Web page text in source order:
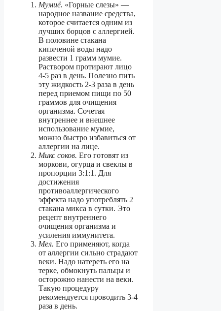
Мумиё. «Горные слезы» —
народное название средства,
которое считается одним из
лучших борцов с аллергией.
В половине стакана
кипяченой воды надо
развести 1 грамм мумие.
Раствором протирают лицо
4-5 раз в день. Полезно пить
эту жидкость 2-3 раза в день
перед приемом пищи по 50
граммов для очищения
организма. Сочетая
внутреннее и внешнее
использование мумие,
можно быстро избавиться от
аллергии на лице.
Микс соков. Его готовят из
моркови, огурца и свеклы в
пропорции 3:1:1. Для
достижения
противоаллергического
эффекта надо употреблять 2
стакана микса в сутки. Это
рецепт внутреннего
очищения организма и
усиления иммунитета.
Мел. Его применяют, когда
от аллергии сильно страдают
веки. Надо натереть его на
терке, обмокнуть пальцы и
осторожно нанести на веки.
Такую процедуру
рекомендуется проводить 3-4
раза в день.